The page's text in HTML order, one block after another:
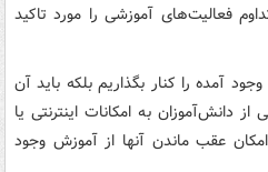
فعالیت‌های آموزشی را مورد تاکید
آمده را کنار بگذاریم بلکه باید آن
دانش‌آموزان به امکانات اینترنتی یا
عقب ماندن آنها از آموزش وجود